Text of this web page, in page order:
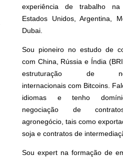
experiência de trabalho na
Estados Unidos, Argentina,
Dubai.
Sou pioneiro no estudo de
com China, Rússia e Índia
estruturação de
internacionais com Bitcoins.
idiomas e tenho
negociação de
agronegócio, tais como
soja e contratos de
Sou expert na formação de